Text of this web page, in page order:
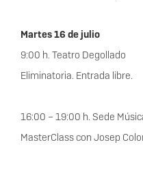
Martes 16 de julio
9:00 h. Teatro Degollado
Eliminatoria. Entrada libre.
16:00 – 19:00 h. Sede
MasterClass con Josep